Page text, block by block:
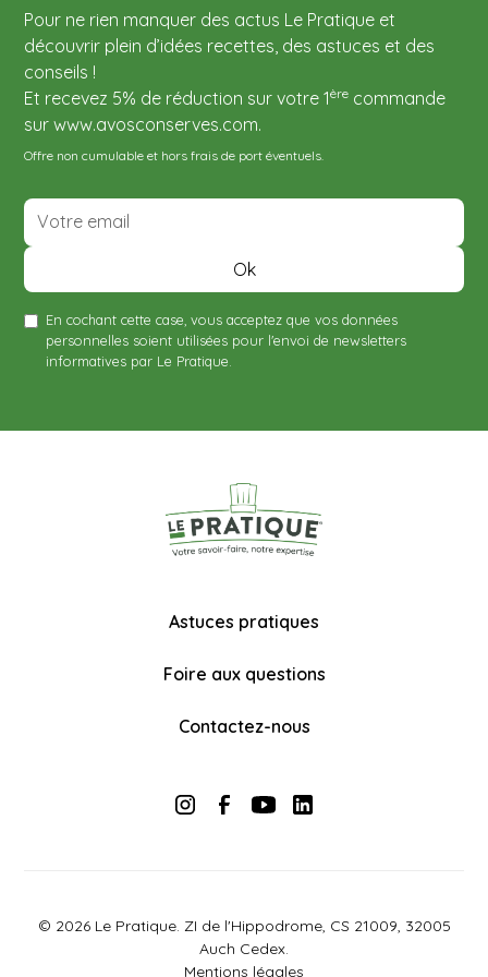
Pour ne rien manquer des actus Le Pratique et
découvrir plein d’idées recettes, des astuces et des
conseils !
Et recevez 5% de réduction sur votre 1ère commande
sur www.avosconserves.com.
Offre non cumulable et hors frais de port éventuels.
En cochant cette case, vous acceptez que vos données
personnelles soient utilisées pour l'envoi de newsletters
informatives par Le Pratique.
Astuces pratiques
Foire aux questions
Contactez-nous
© 2026 Le Pratique. ZI de l'Hippodrome, CS 21009, 32005
Auch Cedex.
Mentions légales